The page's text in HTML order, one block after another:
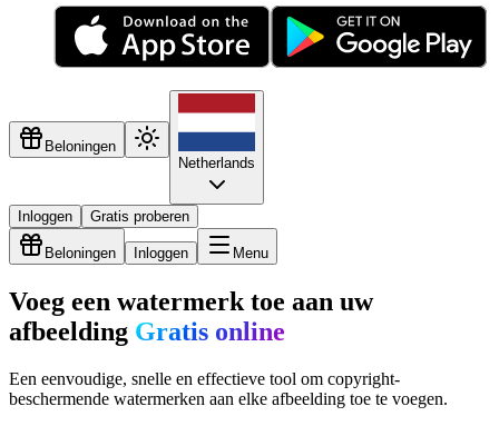
Beloningen
Netherlands
Inloggen Gratis proberen
Beloningen Inloggen Menu
Voeg een watermerk toe aan uw
afbeelding Gratis online
Een eenvoudige, snelle en effectieve tool om copyright-
beschermende watermerken aan elke afbeelding toe te voegen.